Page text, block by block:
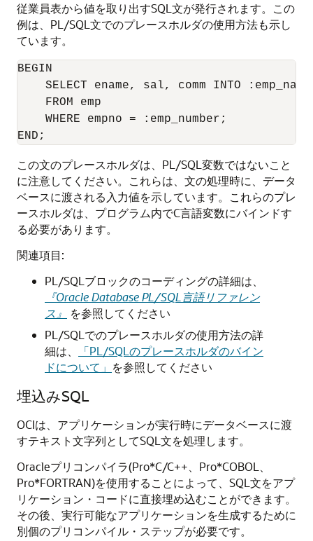
従業員表から値を取り出すSQL文が発行されます。この
例は、PL/SQL文でのプレースホルダの使用方法も示し
ています。
BEGIN
SELECT ename, sal, comm INTO
    FROM emp
    WHERE empno = :emp_number;
この文のプレースホルダは、PL/SQL変数ではないこと
に注意してください。これらは、文の処理時に、データ
ベースに渡される入力値を示しています。これらのプレ
ースホルダは、プログラム内でC言語変数にバインドす
る必要があります。
関連項目:
PL/SQLブロックのコーディングの詳細は、
『Oracle Database PL/SQL言語リファレン
ス』
を参照してください
PL/SQLでのプレースホルダの使用方法の詳
細は、
「PL/SQLのプレースホルダのバイン
ドについて」 を参照してください
埋込みSQL
OCIは、アプリケーションが実行時にデータベースに渡
すテキスト文字列としてSQL文を処理します。
Oracleプリコンパイラ(Pro*C/C++、Pro*COBOL、
Pro*FORTRAN)を使用することによって、SQL文をアプ
リケーション・コードに直接埋め込むことができます。
その後、実行可能なアプリケーションを生成するために
別個のプリコンパイル・ステップが必要です。